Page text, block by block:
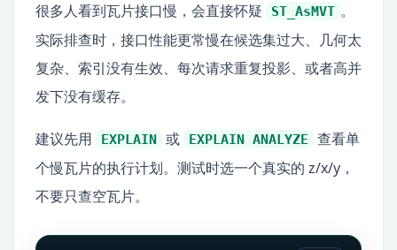
很多人看到瓦片接口慢，会直接怀疑 ST_AsMVT 。
实际排查时，接口性能更常慢在候选集过大、几何太
复杂、索引没有生效、每次请求重复投影、或者高并
发下没有缓存。
建议先用 EXPLAIN 或 EXPLAIN ANALYZE
查看单
个慢瓦片的执行计划。测试时选一个真实的 z/x/y，
不要只查空瓦片。